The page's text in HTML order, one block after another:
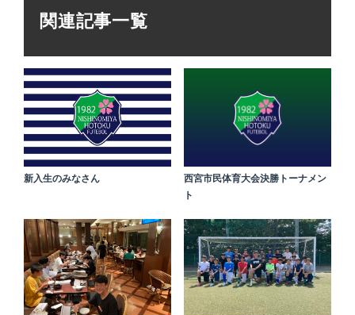
関連記事一覧
新入生のみなさん
西宮市民体育大会決勝トーナメン
ト